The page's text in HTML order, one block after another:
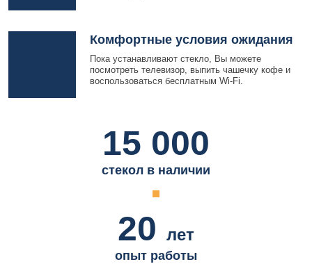
Комфортные условия ожидания
Пока устанавливают стекло, Вы можете
посмотреть телевизор, выпить чашечку кофе и
воспользоваться бесплатным Wi-Fi.
15 000
стекол в наличии
20 лет
опыт работы